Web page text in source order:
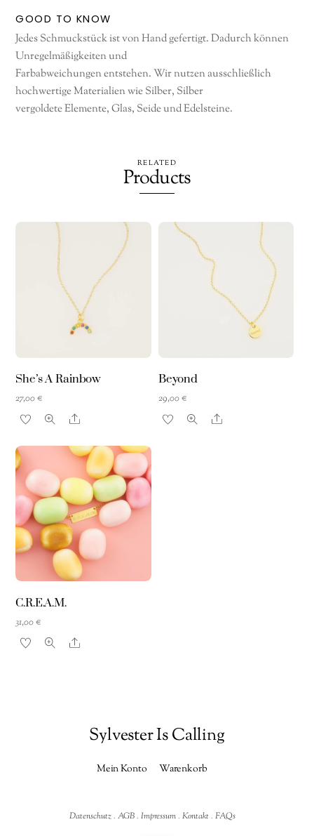
GOOD TO KNOW
Jedes Schmuckstück ist von Hand gefertigt. Dadurch können
Unregelmäßigkeiten und
Farbabweichungen entstehen. Wir nutzen ausschließlich
hochwertige Materialien wie Silber, Silber
vergoldete Elemente, Glas, Seide und Edelsteine.
RELATED
Products
She’s A Rainbow
27,00€
Share
Beyond
29,00€
Share
C.R.E.A.M.
31,00€
Share
Sylvester Is Calling
Mein Konto Warenkorb
Datenschutz.AGB.Impressum.Kontakt.FAQs